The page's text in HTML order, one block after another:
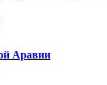
Аравии